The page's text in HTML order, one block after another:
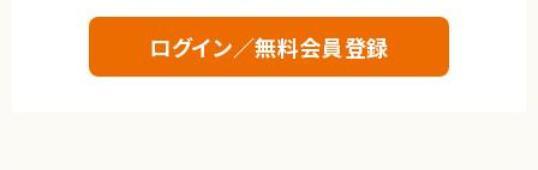
ログイン／無料会員登録